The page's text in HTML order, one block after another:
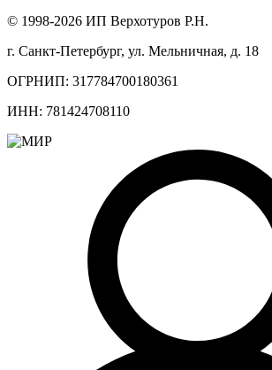
© 1998-2026 ИП Верхотуров Р.Н.
г. Санкт-Петербург, ул. Мельничная, д. 18
ОГРНИП: 317784700180361
ИНН: 781424708110